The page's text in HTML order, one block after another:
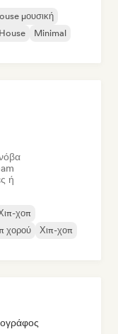
μουσική
Minimal
ή
χοπ
χορού
Χιπ-χοπ